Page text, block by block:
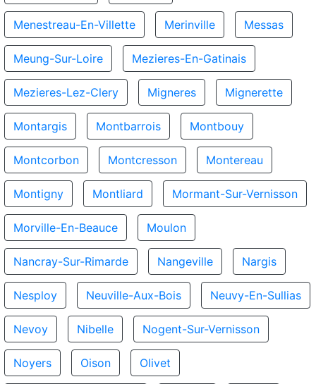
Menestreau-En-Villette Merinville Messas
Meung-Sur-Loire Mezieres-En-Gatinais
Mezieres-Lez-Clery Migneres Mignerette
Montargis Montbarrois Montbouy
Montcorbon Montcresson Montereau
Montigny Montliard Mormant-Sur-Vernisson
Morville-En-Beauce Moulon
Nancray-Sur-Rimarde Nangeville Nargis
Nesploy Neuville-Aux-Bois Neuvy-En-Sullias
Nevoy Nibelle Nogent-Sur-Vernisson
Noyers Oison Olivet